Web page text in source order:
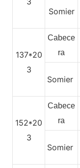
Somier
137*20
3
Cabece
ra
Somier
152*20
3
Cabece
ra
Somier